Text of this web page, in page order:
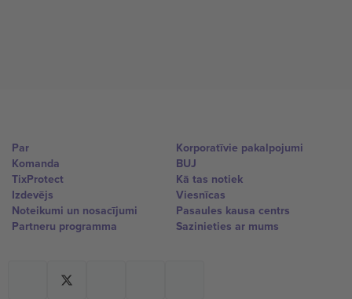
Par
Komanda
TixProtect
Izdevējs
Noteikumi un nosacījumi
Partneru programma
Korporatīvie pakalpojumi
BUJ
Kā tas notiek
Viesnīcas
Pasaules kausa centrs
Sazinieties ar mums